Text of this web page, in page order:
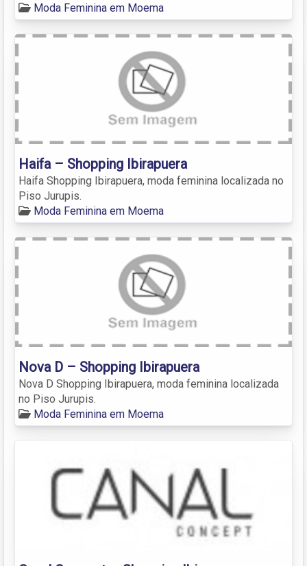
Moda Feminina em Moema
Haifa – Shopping Ibirapuera
Haifa Shopping Ibirapuera, moda feminina localizada no
Piso Jurupis.
Moda Feminina em Moema
Nova D – Shopping Ibirapuera
Nova D Shopping Ibirapuera, moda feminina localizada
no Piso Jurupis.
Moda Feminina em Moema